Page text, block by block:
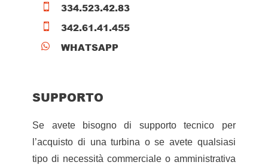
 334.523.42.83
 342.61.41.455
 WHATSAPP
SUPPORTO
Se avete bisogno di supporto tecnico per
l’acquisto di una turbina o se avete qualsiasi
tipo di necessità commerciale o amministrativa